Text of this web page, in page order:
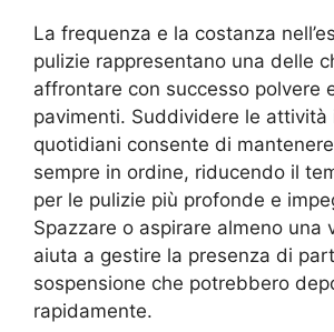
La frequenza e la costanza
pulizie rappresentano una delle
affrontare con successo polvere
pavimenti. Suddividere le attività
quotidiani consente di
sempre in ordine, riducendo il
per le pulizie più profonde e
Spazzare o aspirare almeno una
aiuta a gestire la presenza di
sospensione che potrebbero
rapidamente.